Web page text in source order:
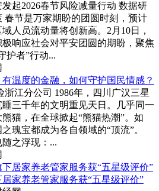
起2026春节风险减量行动 数据研
春节是万家期盼的团圆时刻，预计
人员流动量将创新高。2月10日，
响应社会对平安团圆的期盼，聚焦
护者”行动...
温度的金融，如何守护国民情感？
江分公司 1986年，四川广汉三星
三千年的文明重见天日。几乎同一
猫，在全球掀起“熊猫热潮”。如
瑰宝都成为各自领域的“顶流”。
之浮现：...
家养老管家服务获“五星级评价”